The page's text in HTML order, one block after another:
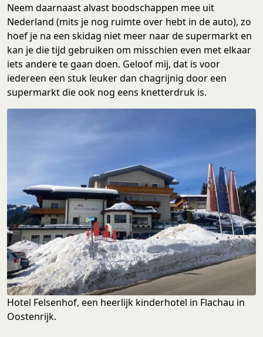
Neem daarnaast alvast boodschappen mee uit
Nederland (mits je nog ruimte over hebt in de auto), zo
hoef je na een skidag niet meer naar de supermarkt en
kan je die tijd gebruiken om misschien even met elkaar
iets andere te gaan doen. Geloof mij, dat is voor
iedereen een stuk leuker dan chagrijnig door een
supermarkt die ook nog eens knetterdruk is.
Hotel Felsenhof, een heerlijk kinderhotel in Flachau in
Oostenrijk.